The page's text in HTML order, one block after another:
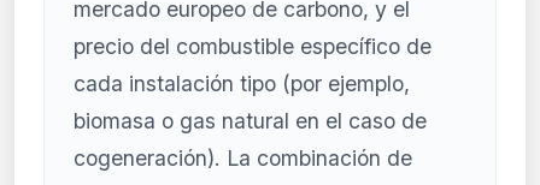
mercado europeo de carbono, y el
precio del combustible específico de
cada instalación tipo (por ejemplo,
biomasa o gas natural en el caso de
cogeneración). La combinación de